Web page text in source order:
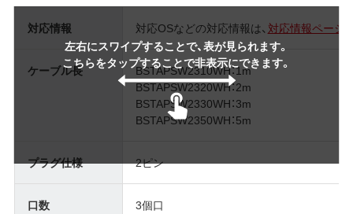
左右にスワイプすることで、表が見られます。
こちらをタップすることで非表示にできます。
対応情報 対応OSなどの対応情報は、 対応情報ページ
ケーブル長
BSTAPSW2310WH：1m
BSTAPSW2320WH：2m
BSTAPSW2330WH：3m
BSTAPSW2350WH：5m
プラグ仕様 2ピン
口数 3個口